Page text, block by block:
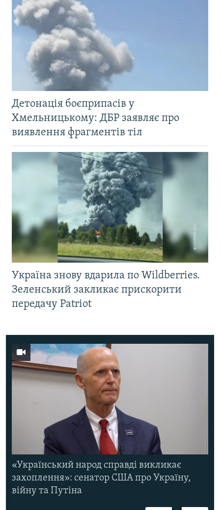
Детонація боєприпасів у
Хмельницькому: ДБР заявляє про
виявлення фрагментів тіл
Україна знову вдарила по Wildberries.
Зеленський закликає прискорити
передачу Patriot
«Український народ справді викликає
захоплення»: сенатор США про Україну,
війну та Путіна